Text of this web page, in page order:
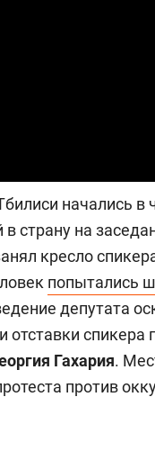
начались в
в страну на
кресло
попытались
депутата
отставки спикера
Гахария.
против